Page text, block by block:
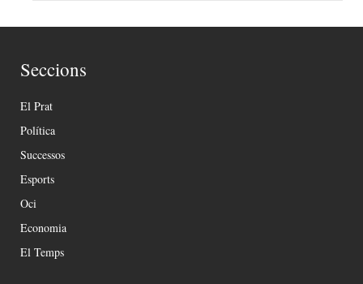
Seccions
El Prat
Política
Successos
Esports
Oci
Economia
El Temps